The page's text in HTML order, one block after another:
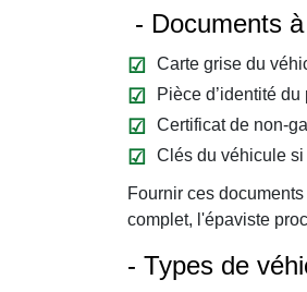
- Documents
Carte grise du
Pièce d’identité
Certificat de non-
Clés du véhicule
Fournir ces
complet, l'épaviste
- Types de